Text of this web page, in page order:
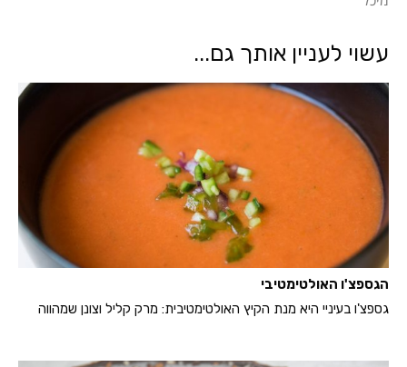
עשוי לעניין אותך גם...
הגספצ'ו האולטימטיבי
גספצ'ו בעיניי היא מנת הקיץ האולטימטיבית: מרק קליל וצונן שמהווה